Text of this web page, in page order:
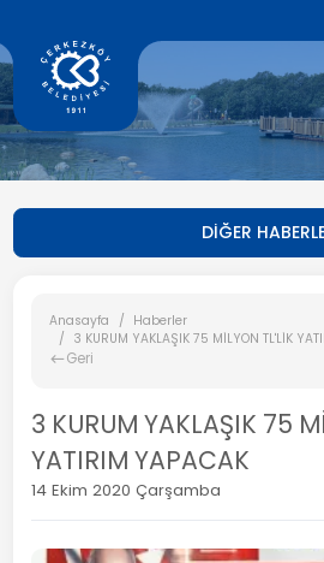
DİĞER
Anasayfa
Haberler
3 KURUM YAKLAŞIK 75 MİLYON TL'LİK
Geri
3 KURUM YAKLAŞIK 75
YATIRIM YAPACAK
14 Ekim 2020 Çarşamba